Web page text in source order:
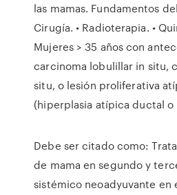
las mamas. Fundamentos
Cirugía. • Radioterapia. •
Mujeres > 35 años con
carcinoma lobulillar in situ,
situ, o lesión proliferativa
(hiperplasia atípica ductal o
Debe ser citado como:
de mama en segundo y
sistémico neoadyuvante en